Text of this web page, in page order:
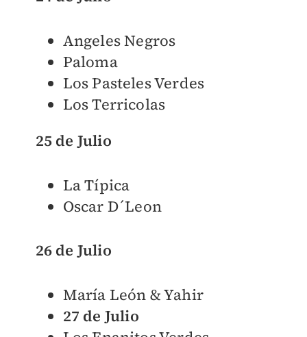
Angeles Negros
Paloma
Los Pasteles Verdes
Los Terricolas
25 de Julio
La Típica
Oscar D´Leon
26 de Julio
María León & Yahir
27 de Julio